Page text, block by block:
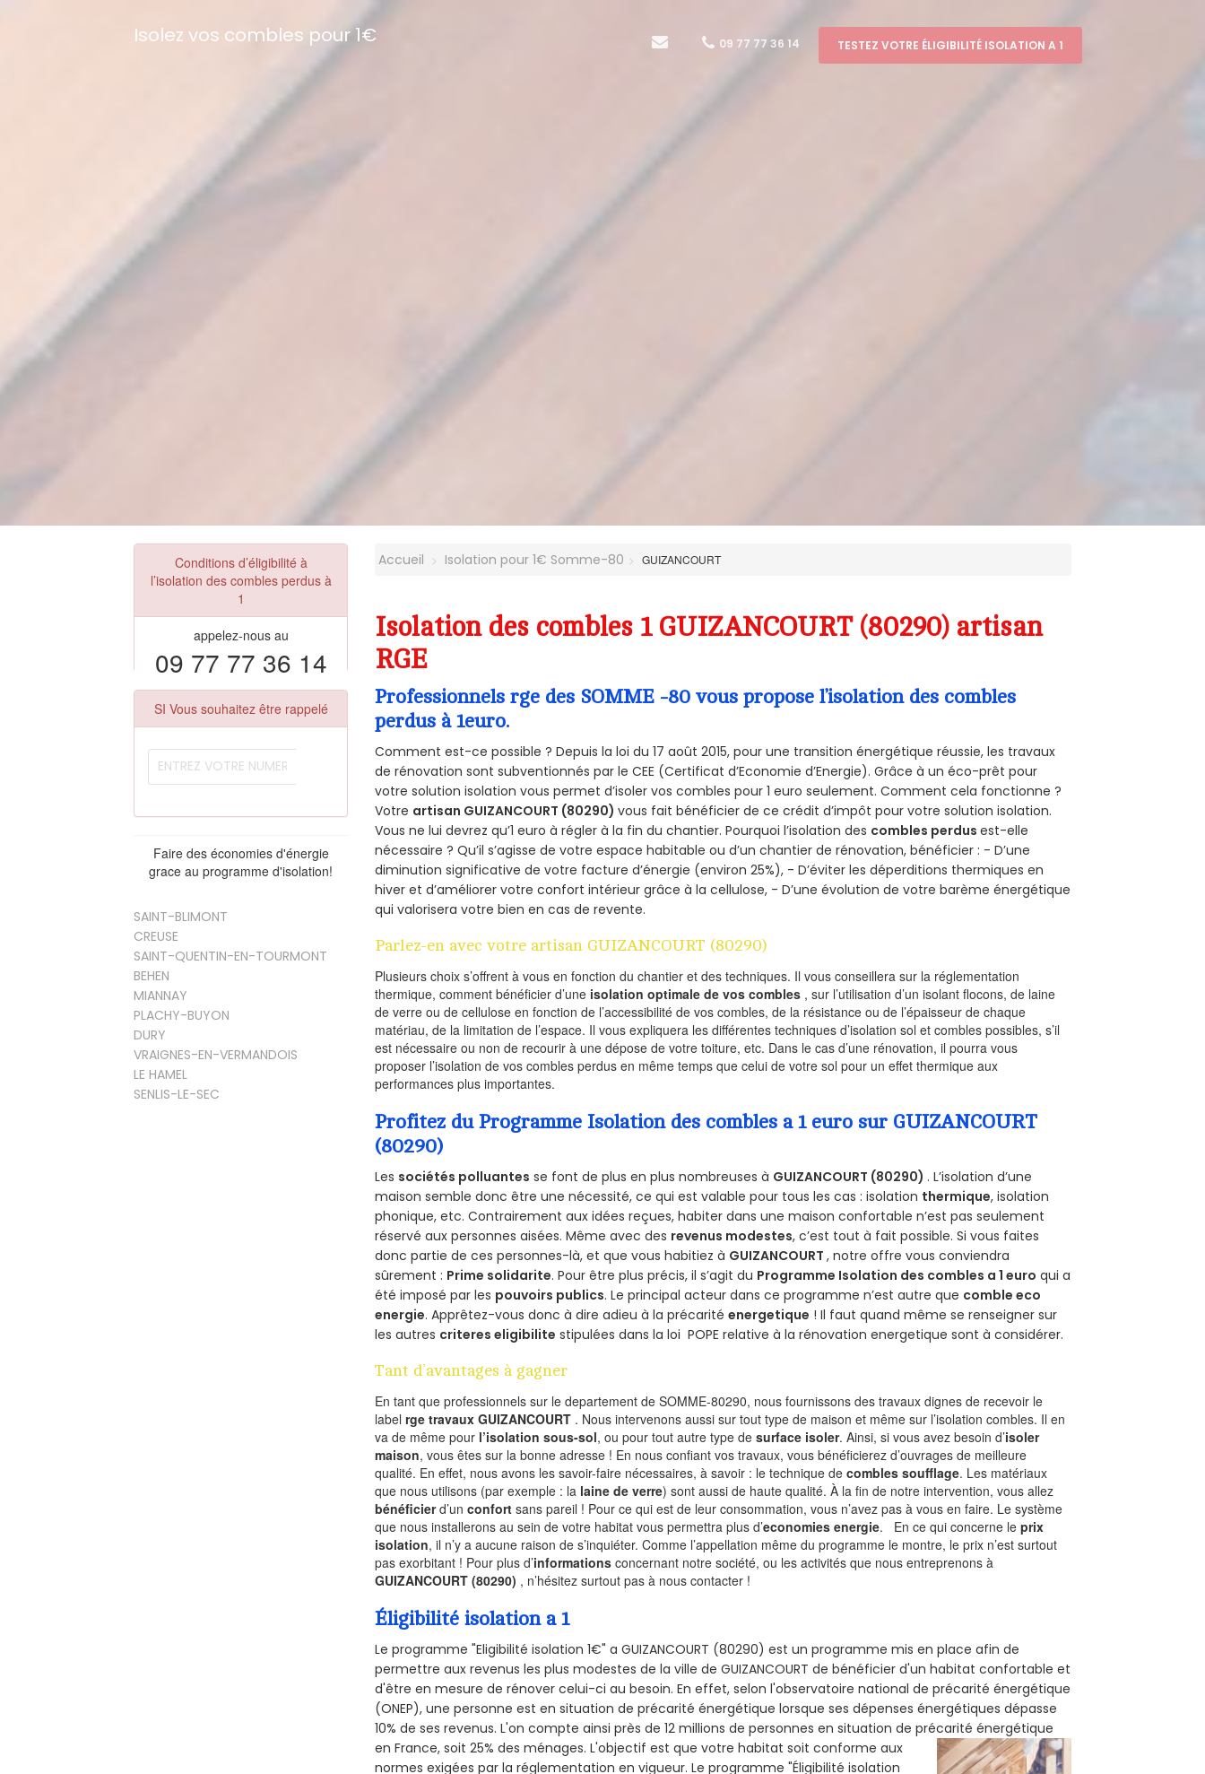
Isolez vos combles pour 1€ 09 77 77 36 14 TESTEZ VOTRE ÉLIGIBILITÉ ISOLATION A 1
Conditions d’éligibilité à
l’isolation des combles perdus à
1
appelez-nous au
09 77 77 36 14
SI Vous souhaitez être rappelé
Faire des économies d'énergie
grace au programme d'isolation!
SAINT-BLIMONT
CREUSE
SAINT-QUENTIN-EN-TOURMONT
BEHEN
MIANNAY
PLACHY-BUYON
DURY
VRAIGNES-EN-VERMANDOIS
LE HAMEL
SENLIS-LE-SEC
Accueil Isolation pour 1€ Somme-80 GUIZANCOURT
Isolation des combles 1 GUIZANCOURT (80290) artisan
RGE
Professionnels rge des SOMME -80 vous propose l’isolation des combles
perdus à 1euro.
Comment est-ce possible ? Depuis la loi du 17 août 2015, pour une transition énergétique réussie, les travaux
de rénovation sont subventionnés par le CEE (Certificat d’Economie d’Energie). Grâce à un éco-prêt pour
votre solution isolation vous permet d’isoler vos combles pour 1 euro seulement. Comment cela fonctionne ?
Votre artisan GUIZANCOURT (80290)vous fait bénéficier de ce crédit d’impôt pour votre solution isolation.
Vous ne lui devrez qu’1 euro à régler à la fin du chantier. Pourquoi l’isolation des combles perdusest-elle
nécessaire ? Qu’il s’agisse de votre espace habitable ou d’un chantier de rénovation, bénéficier : - D’une
diminution significative de votre facture d’énergie (environ 25%), - D’éviter les déperditions thermiques en
hiver et d’améliorer votre confort intérieur grâce à la cellulose, - D’une évolution de votre barème énergétique
qui valorisera votre bien en cas de revente.
Parlez-en avec votre artisan GUIZANCOURT (80290)
Plusieurs choix s’offrent à vous en fonction du chantier et des techniques. Il vous conseillera sur la réglementation
thermique, comment bénéficier d’une isolation optimale de vos combles , sur l’utilisation d’un isolant flocons, de laine
de verre ou de cellulose en fonction de l’accessibilité de vos combles, de la résistance ou de l’épaisseur de chaque
matériau, de la limitation de l’espace. Il vous expliquera les différentes techniques d’isolation sol et combles possibles, s’il
est nécessaire ou non de recourir à une dépose de votre toiture, etc. Dans le cas d’une rénovation, il pourra vous
proposer l’isolation de vos combles perdus en même temps que celui de votre sol pour un effet thermique aux
performances plus importantes.
Profitez du Programme Isolation des combles a 1 euro sur GUIZANCOURT
(80290)
Les sociétés polluantes se font de plus en plus nombreuses à GUIZANCOURT (80290) . L’isolation d’une
maison semble donc être une nécessité, ce qui est valable pour tous les cas : isolation thermique, isolation
phonique, etc. Contrairement aux idées reçues, habiter dans une maison confortable n’est pas seulement
réservé aux personnes aisées. Même avec des revenus modestes, c’est tout à fait possible. Si vous faites
donc partie de ces personnes-là, et que vous habitiez à GUIZANCOURT, notre offre vous conviendra
sûrement : Prime solidarite. Pour être plus précis, il s’agit du Programme Isolation des combles a 1 euro qui a
été imposé par les pouvoirs publics. Le principal acteur dans ce programme n’est autre que comble eco
energie. Apprêtez-vous donc à dire adieu à la précaritéenergetique ! Il faut quand même se renseigner sur
les autres criteres eligibilite stipulées dans la loi POPE relative à la rénovation energetique sont à considérer.
Tant d’avantages à gagner
En tant que professionnels sur le departement de SOMME-80290, nous fournissons des travaux dignes de recevoir le
labelrge travaux GUIZANCOURT . Nous intervenons aussi sur tout type de maison et même sur l’isolation combles. Il en
va de même pour l’isolation sous-sol, ou pour tout autre type desurface isoler. Ainsi, si vous avez besoin d’isoler
maison, vous êtes sur la bonne adresse ! En nous confiant vos travaux, vous bénéficierez d’ouvrages de meilleure
qualité. En effet, nous avons les savoir-faire nécessaires, à savoir : le technique decombles soufflage. Les matériaux
que nous utilisons (par exemple : la laine de verre) sont aussi de haute qualité. À la fin de notre intervention, vous allez
bénéficierd’unconfort sans pareil ! Pour ce qui est de leur consommation, vous n’avez pas à vous en faire. Le système
que nous installerons au sein de votre habitat vous permettra plus d’economies energie. En ce qui concerne leprix
isolation, il n’y a aucune raison de s’inquiéter. Comme l’appellation même du programme le montre, le prix n’est surtout
pas exorbitant ! Pour plus d’informations concernant notre société, ou les activités que nous entreprenons à
GUIZANCOURT (80290) , n’hésitez surtout pas à nous contacter !
Éligibilité isolation a 1
Le programme "Eligibilité isolation 1€" a GUIZANCOURT (80290) est un programme mis en place afin de
permettre aux revenus les plus modestes de la ville de GUIZANCOURT de bénéficier d'un habitat confortable et
d'être en mesure de rénover celui-ci au besoin. En effet, selon l'observatoire national de précarité énergétique
(ONEP), une personne est en situation de précarité énergétique lorsque ses dépenses énergétiques dépasse
10% de ses revenus. L'on compte ainsi près de 12 millions de personnes en situation de précarité énergétique
en France, soit 25% des ménages.L'objectif est que votre habitat soit conforme aux
normes exigées par la réglementation en vigueur. Le programme "Éligibilité isolation